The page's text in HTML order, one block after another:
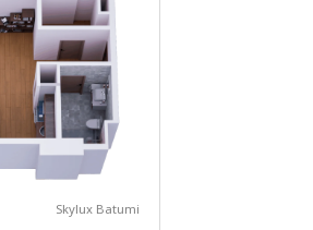
Skylux Batumi